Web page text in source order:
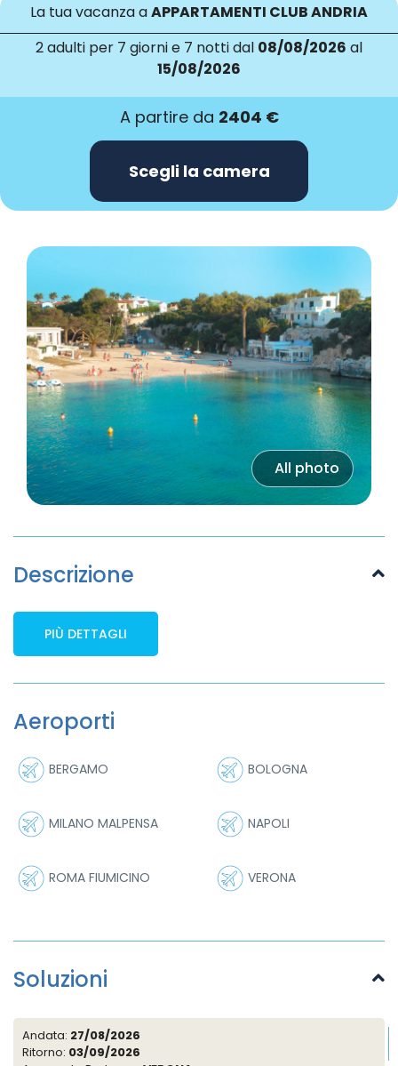
La tua vacanza aAPPARTAMENTI CLUB ANDRIA
2 adulti per 7 giorni e 7 notti dal 08/08/2026 al
15/08/2026
A partire da 2404 €
Scegli la camera
All photo
Descrizione
PIÙ DETTAGLI
Aeroporti
BERGAMO BOLOGNA
MILANO MALPENSA NAPOLI
ROMA FIUMICINO VERONA
Soluzioni
Andata: 27/08/2026
Ritorno: 03/09/2026